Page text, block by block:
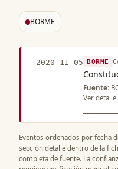
BORME
2020-11-05 BORME
Fuente:
Ver
Eventos ordenados por fecha
sección detalle dentro de la
completa de fuente. La